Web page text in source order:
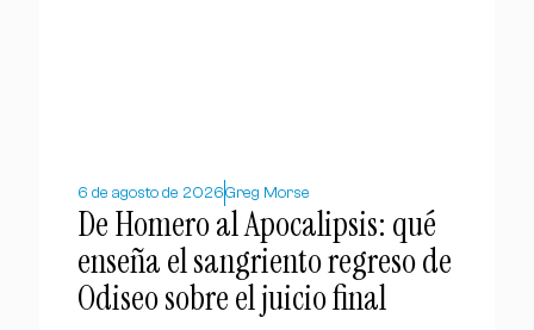
6 de agosto de 2026Greg Morse
De Homero al Apocalipsis: qué
enseña el sangriento regreso de
Odiseo sobre el juicio final